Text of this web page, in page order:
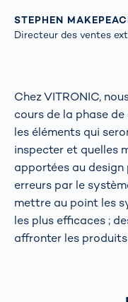
STEPHEN
Directeur des ventes
Chez VITRONIC,
cours de la phase
les éléments qui
inspecter et quelles
apportées au
erreurs par le
mettre au point les
les plus efficaces ;
affronter les